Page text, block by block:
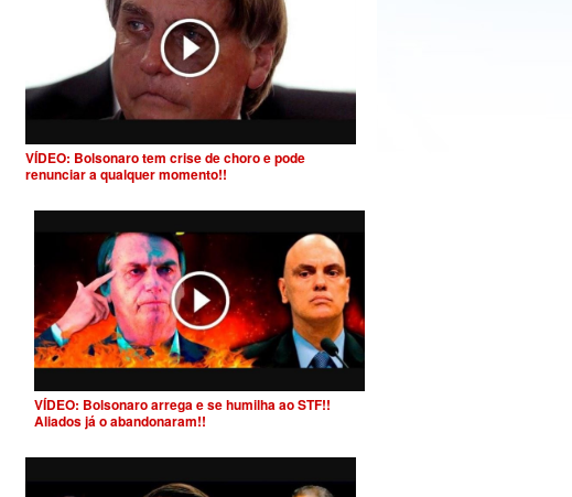
VÍDEO: Bolsonaro tem crise de choro e pode
renunciar a qualquer momento!!
VÍDEO: Bolsonaro arrega e se humilha ao STF!!
Aliados já o abandonaram!!